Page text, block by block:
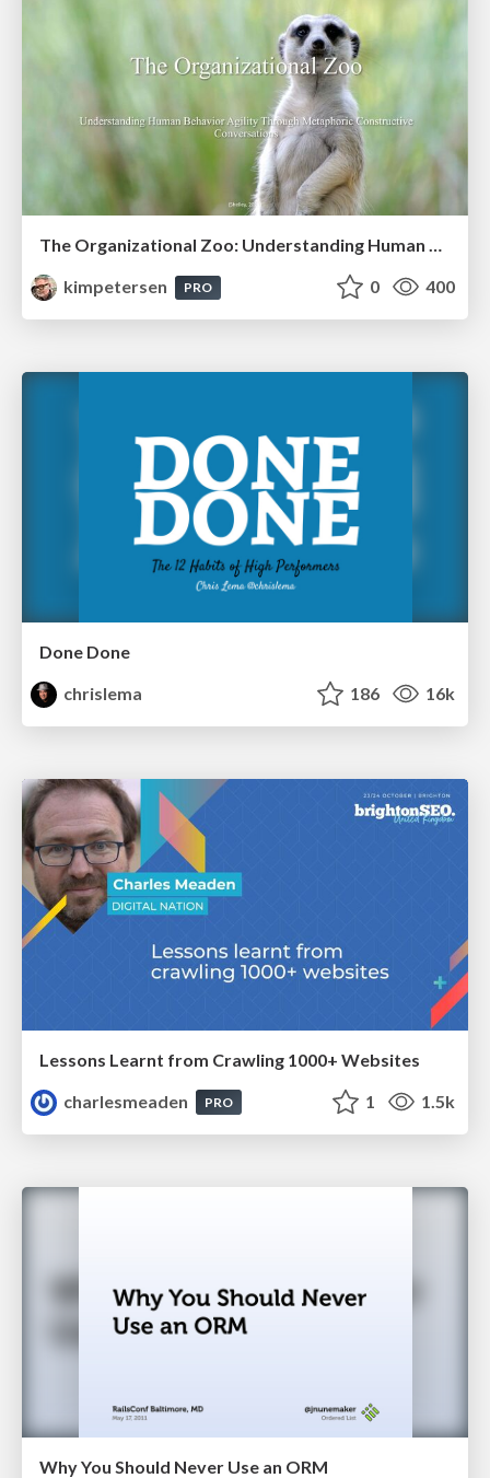
The Organizational Zoo: Understanding Human Behavior Agility Through Metaphoric Constructive Conversations (based on the works of Arthur Shelley, Ph.D)
kimpetersen
PRO 0 400
Done Done
chrislema
186 16k
Lessons Learnt from Crawling 1000+ Websites
charlesmeaden
PRO 1 1.5k
Why You Should Never Use an ORM